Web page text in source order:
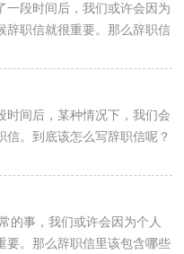
一段时间后，我们或许会因为
辞职信就很重要。那么辞职信
理的普通员...
时间后，某种情况下，我们会
。到底该怎么写辞职信呢？
，供大家参考借...
的事，我们或许会因为个人
要。那么辞职信里该包含哪些